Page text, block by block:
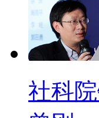
社科